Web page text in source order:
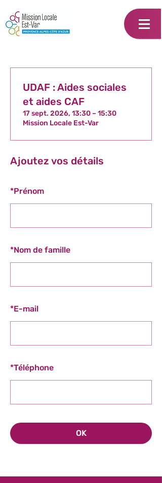
Ajoutez vos détails
*Prénom
*Nom de famille
*E-mail
*Téléphone
OK
UDAF : Aides sociales
et aides CAF
17 sept. 2026, 13:30 – 15:30
Mission Locale Est-Var